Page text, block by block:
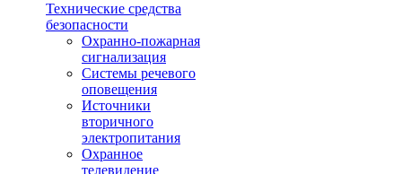
Технические средства
безопасности
Охранно-пожарная
сигнализация
Системы речевого
оповещения
Источники
вторичного
электропитания
Охранное
телевидение